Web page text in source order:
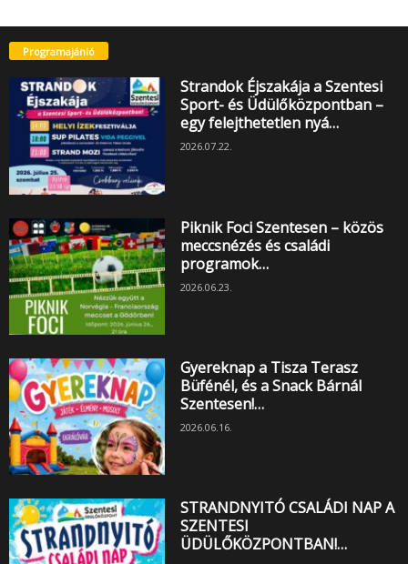
Programajánló
Strandok Éjszakája a Szentesi
Sport- és Üdülőközpontban –
egy felejthetetlen nyá…
2026.07.22.
Piknik Foci Szentesen – közös
meccsnézés és családi
programok…
2026.06.23.
Gyereknap a Tisza Terasz
Büfénél, és a Snack Bárnál
Szentesen!…
2026.06.16.
STRANDNYITÓ CSALÁDI NAP A
SZENTESI
ÜDÜLŐKÖZPONTBAN!…